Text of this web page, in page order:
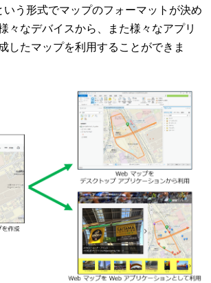
いう形式でマップのフォーマットが決め
々なデバイスから、また様々なアプリ
したマップを利用することができま